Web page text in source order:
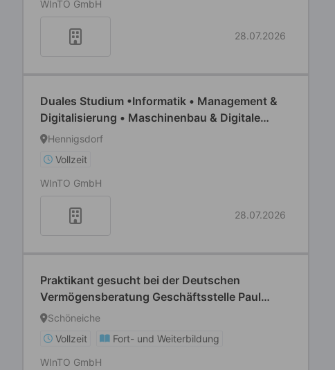
WInTO GmbH
28.07.2026
Duales Studium •Informatik • Management &
Digitalisierung • Maschinenbau & Digitale
Technologien •Business Administration
Hennigsdorf
Vollzeit
WInTO GmbH
28.07.2026
Praktikant gesucht bei der Deutschen
Vermögensberatung Geschäftsstelle Paul
Gerstmann
Schöneiche
Vollzeit
Fort- und Weiterbildung
WInTO GmbH